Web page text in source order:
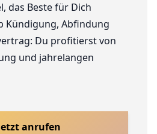
das Beste für Dich
Kündigung, Abfindung
Du profitierst von
und jahrelangen
anrufen